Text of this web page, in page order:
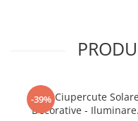
-39%
Set 8 Ciupercute
Decorative - Iluminare